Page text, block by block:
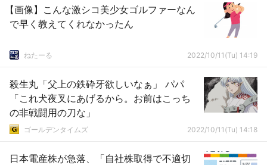
【画像】こんな激シコ美少女ゴルファーなん
で早く教えてくれなかったん
ねたーる 2022/10/11(Tu) 14:19
殺生丸「父上の鉄砕牙欲しいなぁ」 パパ
「これ犬夜叉にあげるから。お前はこっち
の非戦闘用の刀な」
ゴールデンタイムズ 2022/10/11(Tu) 14:18
日本電産株が急落、「自社株取得で不適切